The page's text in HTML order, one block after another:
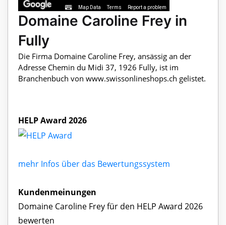
Map Data Terms Report a problem
Domaine Caroline Frey in
Fully
Die Firma Domaine Caroline Frey, ansässig an der
Adresse Chemin du Midi 37, 1926 Fully, ist im
Branchenbuch von www.swissonlineshops.ch gelistet.
HELP Award 2026
mehr Infos über das Bewertungssystem
Kundenmeinungen
Domaine Caroline Frey für den HELP Award 2026
bewerten